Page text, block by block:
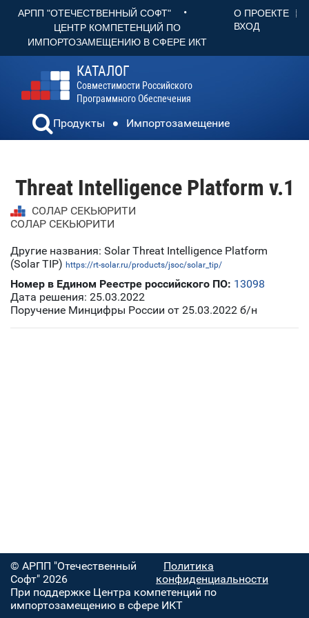
АРПП "ОТЕЧЕСТВЕННЫЙ СОФТ" •
ЦЕНТР КОМПЕТЕНЦИЙ ПО
ИМПОРТОЗАМЕЩЕНИЮ В СФЕРЕ ИКТ
О ПРОЕКТЕ
ВХОД
КАТАЛОГ
Совместимости Российского
Программного Обеспечения
Продукты Импортозамещение
Threat Intelligence Platform v.1
СОЛАР СЕКЬЮРИТИ
СОЛАР СЕКЬЮРИТИ
Другие названия: Solar Threat Intelligence Platform
(Solar TIP) https://rt-solar.ru/products/jsoc/solar_tip/
Номер в Едином Реестре российского ПО: 13098
Дата решения: 25.03.2022
Поручение Минцифры России от 25.03.2022 б/н
© АРПП "Отечественный
Софт" 2026
Политика
конфиденциальности
При поддержке Центра компетенций по
импортозамещению в сфере ИКТ